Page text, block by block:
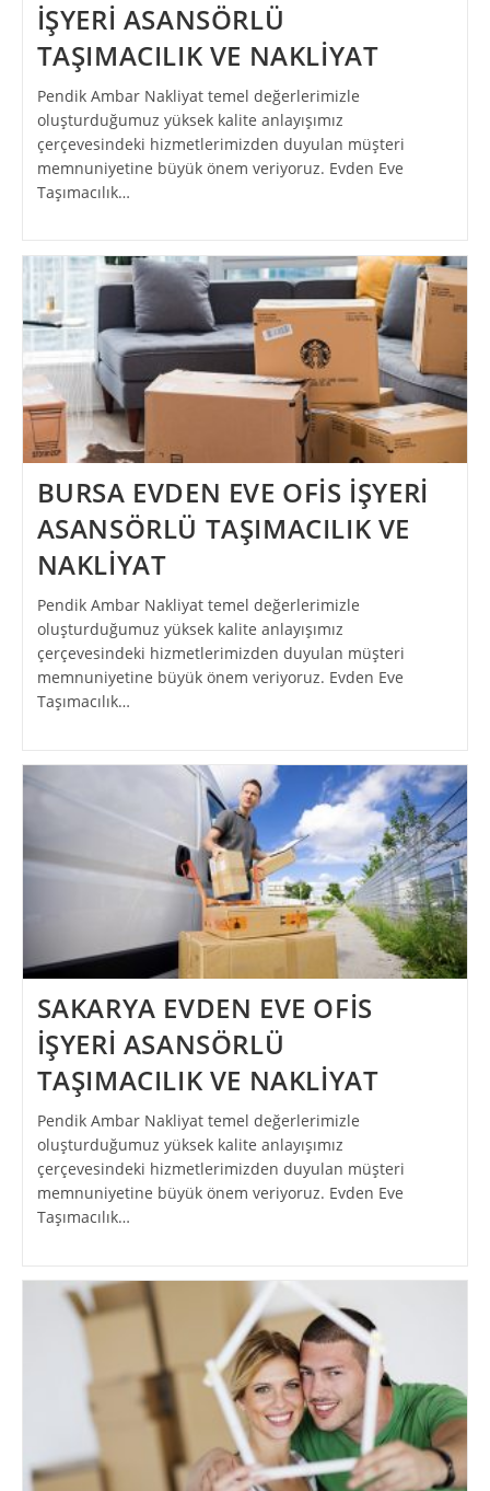
İŞYERİ ASANSÖRLÜ
TAŞIMACILIK VE NAKLİYAT
Pendik Ambar Nakliyat temel değerlerimizle
oluşturduğumuz yüksek kalite anlayışımız
çerçevesindeki hizmetlerimizden duyulan müşteri
memnuniyetine büyük önem veriyoruz. Evden Eve
Taşımacılık…
BURSA EVDEN EVE OFİS İŞYERİ
ASANSÖRLÜ TAŞIMACILIK VE
NAKLİYAT
Pendik Ambar Nakliyat temel değerlerimizle
oluşturduğumuz yüksek kalite anlayışımız
çerçevesindeki hizmetlerimizden duyulan müşteri
memnuniyetine büyük önem veriyoruz. Evden Eve
Taşımacılık…
SAKARYA EVDEN EVE OFİS
İŞYERİ ASANSÖRLÜ
TAŞIMACILIK VE NAKLİYAT
Pendik Ambar Nakliyat temel değerlerimizle
oluşturduğumuz yüksek kalite anlayışımız
çerçevesindeki hizmetlerimizden duyulan müşteri
memnuniyetine büyük önem veriyoruz. Evden Eve
Taşımacılık…